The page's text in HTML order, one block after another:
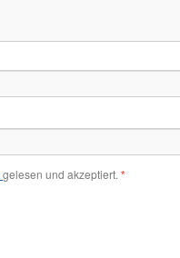
gelesen und akzeptiert. *